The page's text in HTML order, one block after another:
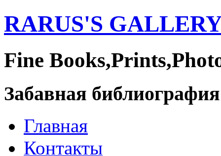
RARUS'S
Fine
Забавная библиография
Главная
Контакты